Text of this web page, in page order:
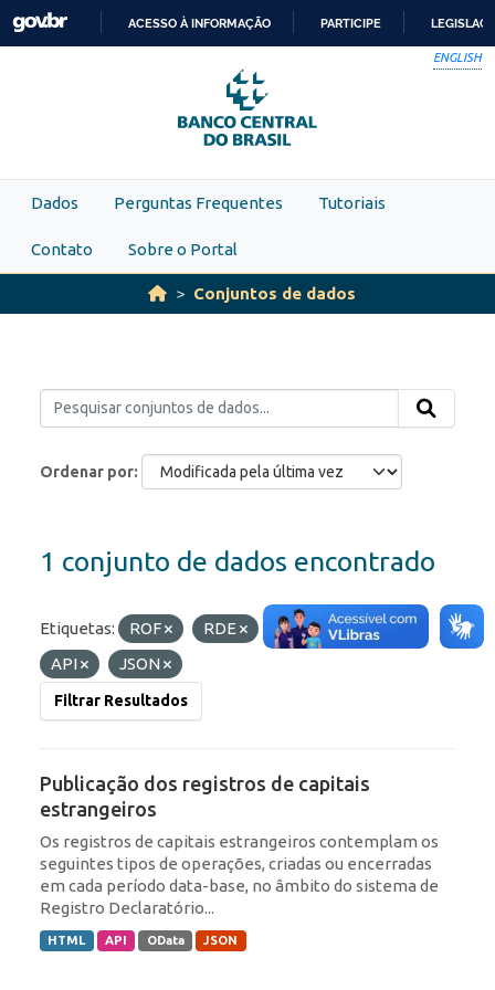
Skip to main content
PARA
O
CONTEÚDO
ACESSO À INFORMAÇÃO PARTICIPE
ENGLISH
Dados Perguntas Frequentes Tutoriais
Contato Sobre o Portal
Conjuntos de dados
Ordenar por
1 conjunto de dados encontrado
Etiquetas: ROF RDE IED
Formatos:
API
JSON
Filtrar Resultados
Publicação dos registros de capitais
estrangeiros
Os registros de capitais estrangeiros contemplam os
seguintes tipos de operações, criadas ou encerradas
em cada período data-base, no âmbito do sistema de
Registro Declaratório...
HTML API OData JSON